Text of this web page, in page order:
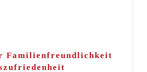
Familienfreundlichkeit